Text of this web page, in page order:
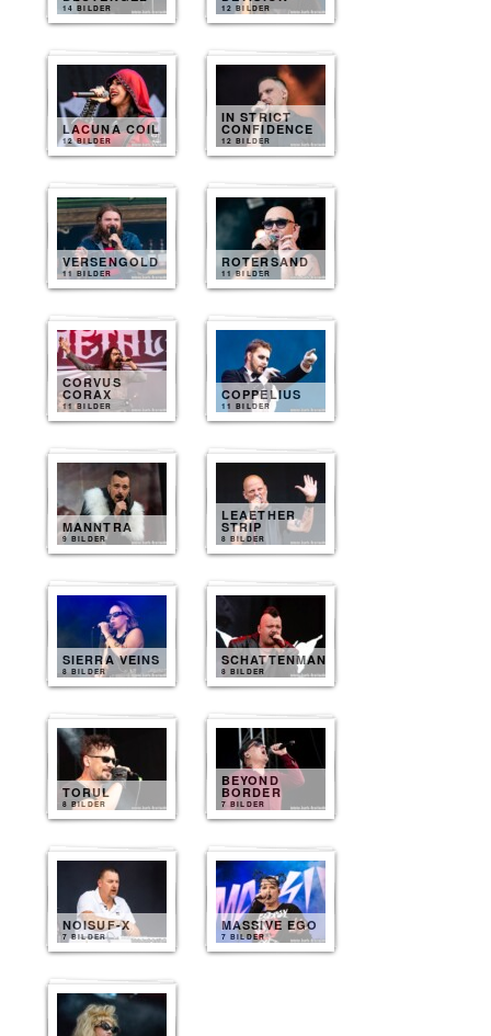
14 BILDER 12 BILDER
LACUNA COIL
12 BILDER
IN STRICT
CONFIDENCE
12 BILDER
VERSENGOLD
11 BILDER
ROTERSAND
11 BILDER
CORVUS
CORAX
11 BILDER
COPPELIUS
11 BILDER
MANNTRA
9 BILDER
LEAETHER
STRIP
8 BILDER
SIERRA VEINS
8 BILDER
SCHATTENMANN
8 BILDER
TORUL
8 BILDER
BEYOND
BORDER
7 BILDER
NOISUF-X
7 BILDER
MASSIVE EGO
7 BILDER